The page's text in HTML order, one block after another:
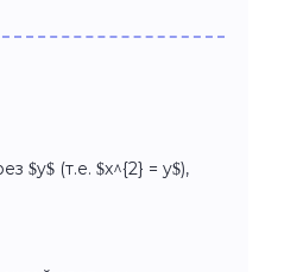
$y$ (т.е. $x^{2} = y$),